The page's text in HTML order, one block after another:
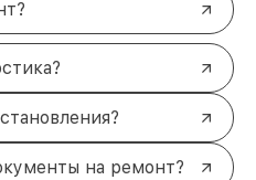
на ремонт?